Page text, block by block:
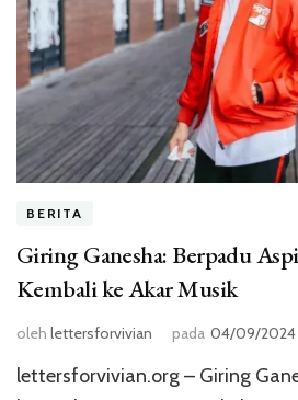
BERITA
Giring Ganesha: Berpadu
Kembali ke Akar Musik
oleh lettersforvivian pada 04/09/2024
lettersforvivian.org – Giring